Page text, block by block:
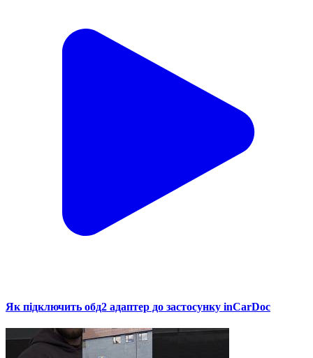
Як підключить обд2 адаптер до застосунку inCarDoc